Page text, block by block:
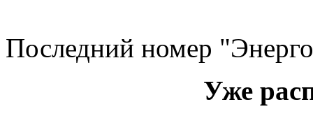
Последний номер
Уже